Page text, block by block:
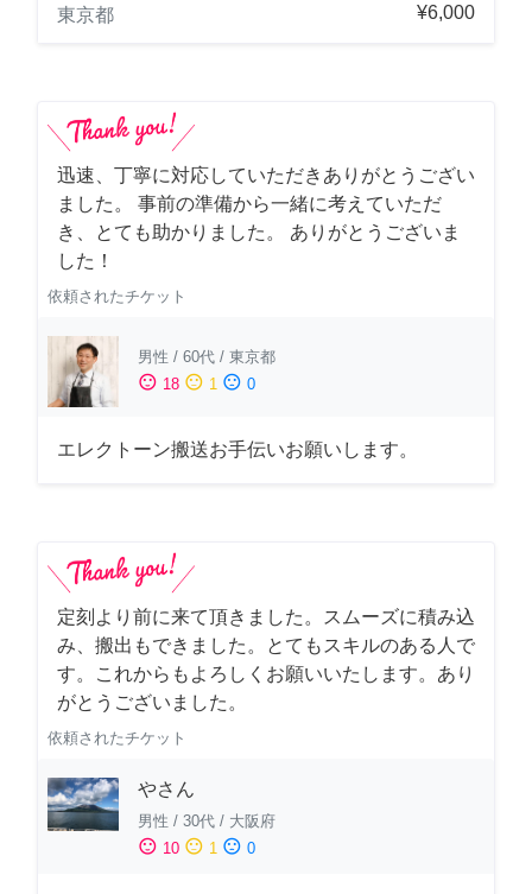
東京都
¥6,000
迅速、丁寧に対応していただきありがとうござい
ました。 事前の準備から一緒に考えていただ
き、とても助かりました。 ありがとうございま
した！
依頼されたチケット
男性 / 60代 / 東京都
sentiment_satisfied 18 sentiment_neutral 1 sentiment_dissatisfied 0
エレクトーン搬送お手伝いお願いします。
定刻より前に来て頂きました。スムーズに積み込
み、搬出もできました。とてもスキルのある人で
す。これからもよろしくお願いいたします。あり
がとうございました。
依頼されたチケット
やさん
男性 / 30代 / 大阪府
sentiment_satisfied 10 sentiment_neutral 1 sentiment_dissatisfied 0